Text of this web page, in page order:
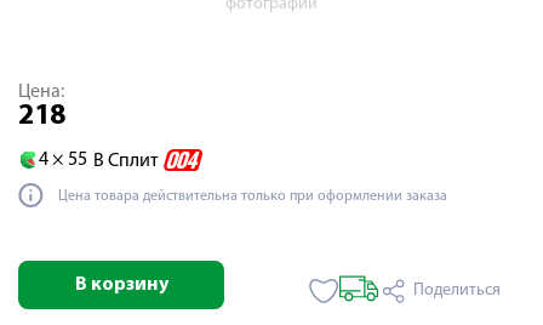
фотографии
Цена:
218
4 × 55 В Сплит
Цена товара действительна только при оформлении заказа
В корзину Поделиться